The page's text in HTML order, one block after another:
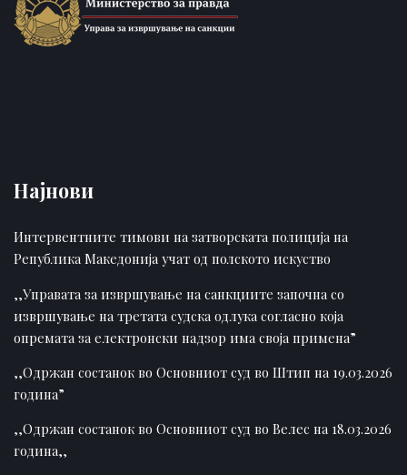
Најнови
Интервентните тимови на затворската полиција на
Република Македонија учат од полското искуство
,,Управата за извршување на санкциите започна со
извршување на третата судска одлука согласно која
опремата за електронски надзор има своја примена”
,,Одржан состанок во Основниот суд во Штип на 19.03.2026
година”
,,Одржан состанок во Основниот суд во Велес на 18.03.2026
година,,